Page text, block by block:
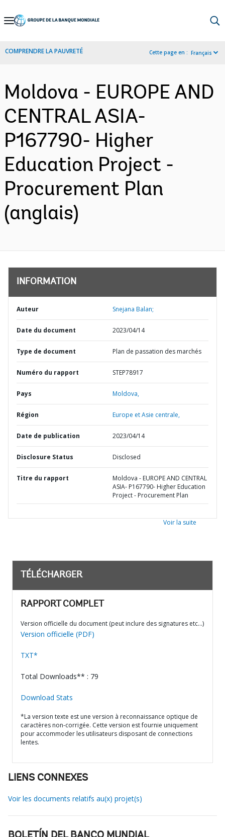
Skip
Navigation
COMPRENDRE LA PAUVRETÉ Cette page en : Français
Moldova - EUROPE AND
CENTRAL ASIA-
P167790- Higher
Education Project -
Procurement Plan
(anglais)
INFORMATION
Auteur Snejana Balan;
Date du document 2023/04/14
Type de document Plan de passation des marchés
Numéro du rapport STEP78917
Pays Moldova,
Région Europe et Asie centrale,
Date de publication 2023/04/14
Disclosure Status Disclosed
Titre du rapport
Moldova - EUROPE AND CENTRAL
ASIA- P167790- Higher Education
Project - Procurement Plan
Voir la suite
TÉLÉCHARGER
RAPPORT COMPLET
Version officielle du document (peut inclure des signatures etc…)
Version officielle (PDF)
TXT*
Total Downloads** : 79
Download Stats
*La version texte est une version à reconnaissance optique de
caractères non-corrigée. Cette version est fournie uniquement
pour accommoder les utilisateurs disposant de connections
lentes.
LIENS CONNEXES
Voir les documents relatifs au(x) projet(s)